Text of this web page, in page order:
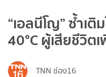
“เอลนีโญ” ซ้ำเติ
40°C ผู้เสียชีวิต
TNN ช่อง16